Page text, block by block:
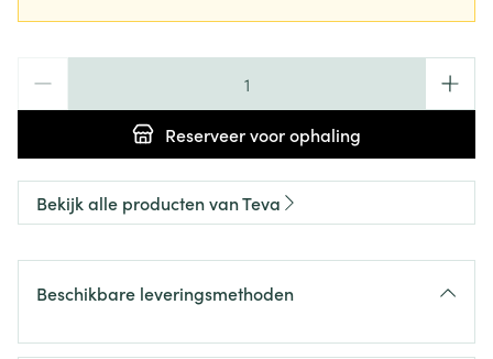
Reserveervoor ophaling
Bekijk alle producten van Teva
Beschikbare leveringsmethoden